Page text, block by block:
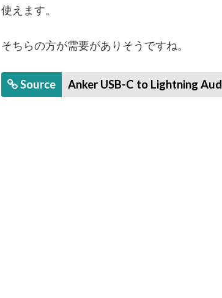
使えます。
そちらの方が需要がありそうですね。
Source Anker USB-C to Lightning